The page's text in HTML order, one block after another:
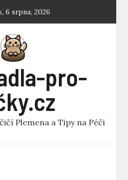
6 srpna, 2026
pro-
Plemena a Tipy na Péči